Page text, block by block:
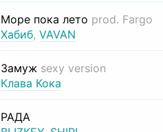
Море пока лето prod. Fargo
Хабиб, VAVAN
Замуж sexy version
Клава Кока
РАДА